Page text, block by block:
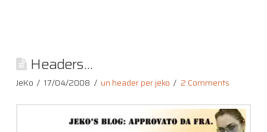
Headers…
JeKo 17/04/2008 un header per jeko 2 Comments